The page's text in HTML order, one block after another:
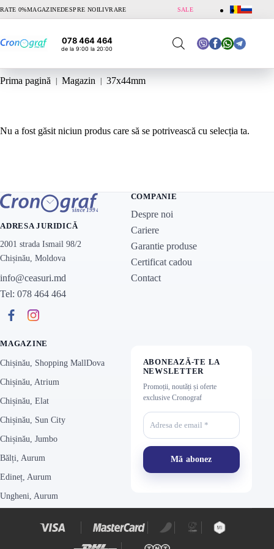
RATE 0%MAGAZINEDESPRE NOILIVRARE SALE
078 464 464
de la 9:00 la 20:00
Prima pagină Magazin 37x44mm
Nu a fost găsit niciun produs care să se potrivească cu selecția ta.
ADRESA JURIDICĂ
2001 strada Ismail 98/2
Chișinău, Moldova
info@ceasuri.md
Tel: 078 464 464
COMPANIE
Despre noi
Cariere
Garantie produse
Certificat cadou
Contact
MAGAZINE
Chișinău, Shopping MallDova
Chișinău, Atrium
Chișinău, Elat
Chișinău, Sun City
Chișinău, Jumbo
Bălți, Aurum
Edineț, Aurum
Ungheni, Aurum
ABONEAZĂ-TE LA
NEWSLETTER
Promoții, noutăți și oferte
exclusive Cronograf